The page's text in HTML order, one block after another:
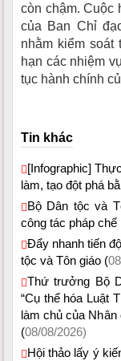
còn chậm. Cuộc
của Ban Chỉ
nhằm kiểm soát
hạn các nhiệm
tục hành chính
Tin khác
[Infographic]
làm, tạo đột phá
Bộ Dân tộc và
công tác pháp chế
Đẩy nhanh tiến
tộc và Tôn giáo (
Thứ trưởng Bộ
“Cụ thể hóa Luật
làm chủ của
(08/08/2026)
Hội thảo lấy ý